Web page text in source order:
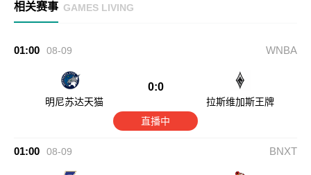
相关赛事 GAMES LIVING
01:00 08-09 WNBA
明尼苏达天猫
0:0
拉斯维加斯王牌
直播中
01:00 08-09 BNXT